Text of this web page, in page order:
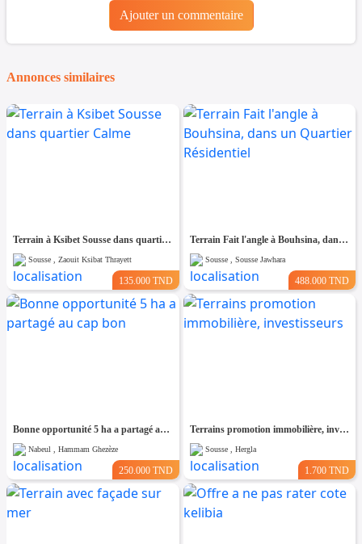
Ajouter un commentaire
Annonces similaires
Terrain à Ksibet Sousse dans quartier Calme
Sousse , Zaouit Ksibat Thrayett
135.000 TND
Terrain Fait l'angle à Bouhsina, dans un Quartier Résidentiel
Sousse , Sousse Jawhara
488.000 TND
Bonne opportunité 5 ha a partagé au cap bon
Nabeul , Hammam Ghezèze
250.000 TND
Terrains promotion immobilière, investisseurs
Sousse , Hergla
1.700 TND